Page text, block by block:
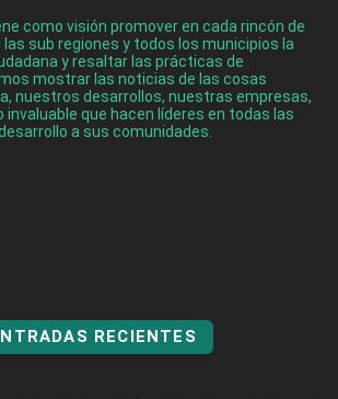
como visión promover en cada rincón de
sub regiones y todos los municipios la
y resaltar las prácticas de
mostrar las noticias de las cosas
nuestros desarrollos, nuestras empresas,
que hacen líderes en todas las
a sus comunidades.
RECIENTES